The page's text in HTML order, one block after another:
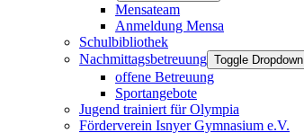
Mensateam
Anmeldung Mensa
Schulbibliothek
Nachmittagsbetreuung Toggle Dropdown
offene Betreuung
Sportangebote
Jugend trainiert für Olympia
Förderverein Isnyer Gymnasium e.V.